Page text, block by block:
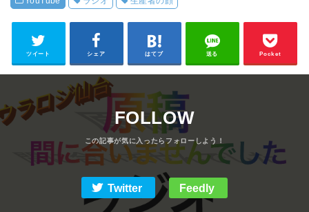
ラクターグッズおし
ながき確定
【6/12(日)夢メッセ
みやぎ G4】
前編【ドッキリ】
ツイート シェア はてブ 送る Pocket
FOLLOW
Twitter Feedly